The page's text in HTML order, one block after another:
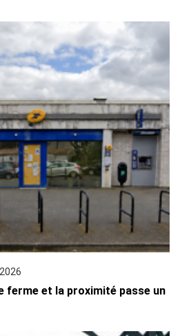
ferme et la proximité passe un